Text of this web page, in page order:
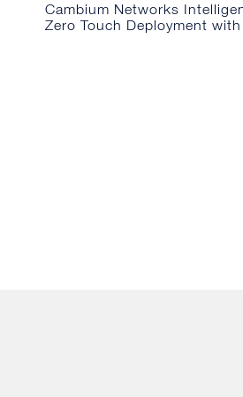
Cambium Networks
Zero Touch Deployment